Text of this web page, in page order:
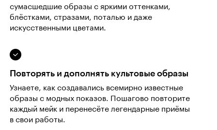
сумасшедшие образы с яркими оттенками,
блёстками, стразами, поталью и даже
искусственными цветами.
Повторять и дополнять культовые образы
Узнаете, как создавались всемирно известные
образы с модных показов. Пошагово повторите
каждый мейк и перенесёте легендарные приёмы
в свои работы.